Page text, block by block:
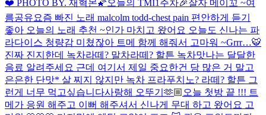
❤️ PHOTO BY. 재혁몬🌠오늘의 TMI1주차🎉잘자 메이꼬 ~여
름공유요즘 빠진 노래 malcolm todd-chest pain 편안하게 듣기
좋아 오늘의 노래 추천 ~인가 마치고 왔어요 오늘도 신나는 파
라다이스 청량감 미쳤잖아 트메 함께 해줘서 고마워 ~Grrr…🐯
진짜 진지한데 녹차라떼? 말차라떼? 할튼 녹차맛나는 달달한
음료 알려주세요 근데 여기서 제일 중요한건 당 많은 거 말고
은은한 단맛* 살 찌지 않지만 녹차 프라푸치노? 라떼? 할튼 그
런게 너무 먹고싶습니다사랑해 오뚜기🫶🏼 오늘 첫방 끝 !!! 트
메가 응원 해주고 이뻐 해주셔서 신나게 무대 하고 왔어요 고